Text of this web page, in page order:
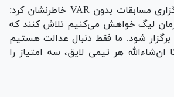
وی در واکنش به برگزاری مسابقات بدون VAR خاطرنشان کرد:
لیگ خواهش می‌کنیم تلاش کنند که
تمام بازی‌ها با VAR برگزار شود. ما فقط دنبال عدالت هستیم
هر تیمی لایق، سه امتیاز را